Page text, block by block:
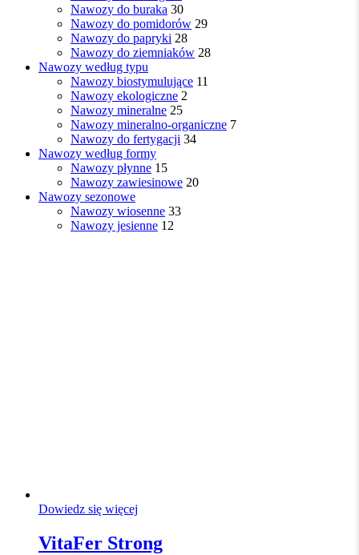
Nawozy według typu
Nawozy do fertygacji 34
Nawozy ekologiczne 2
Nawozy mineralne 25
Nawozy mineralno-organiczne 7
Nawozy biostymulujące 11
Nawozy do papryki 28
Nawozy do ziemniaków 28
Nawozy do buraka 30
Nawozy do pomidorów 29
Nawozy według formy
Nawozy płynne 15
Nawozy zawiesinowe 20
Nawozy sezonowe
Nawozy jesienne 12
Nawozy wiosenne 33
Dowiedz się więcej
VitaFer Strong